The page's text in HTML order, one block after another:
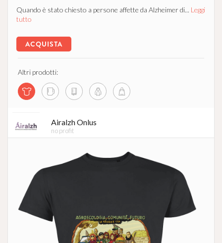
Quando è stato chiesto a persone affette da Alzheimer di... Leggi
tutto
ACQUISTA
Altri prodotti:
Airalzh Onlus
no profit